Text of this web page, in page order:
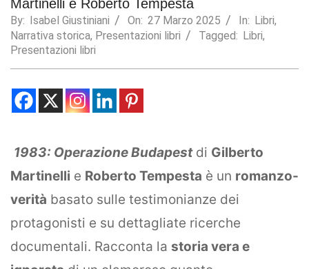
Martinelli e Roberto Tempesta
By: Isabel Giustiniani On: 27 Marzo 2025 In: Libri,
Narrativa storica, Presentazioni libri Tagged: Libri,
Presentazioni libri
1983: Operazione Budapestdi Gilberto
Martinelli e Roberto Tempesta è un romanzo-
verità basato sulle testimonianze dei
protagonisti e su dettagliate ricerche
documentali. Racconta la storia vera e
Statistics
In order for
us to
functionality
and
structure,
website is
In order for
our website
to perform
as well as